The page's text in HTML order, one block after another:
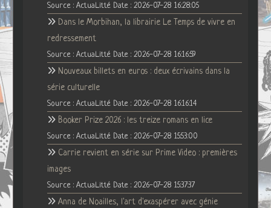
Source : ActuaLitté Date : 2026-07-28 16:28:05
Dans le Morbihan, la librairie Le Temps de vivre en
redressement
Source : ActuaLitté Date : 2026-07-28 16:16:59
Nouveaux billets en euros : deux écrivains dans la
série culturelle
Source : ActuaLitté Date : 2026-07-28 16:16:14
Booker Prize 2026 : les treize romans en lice
Source : ActuaLitté Date : 2026-07-28 15:53:00
Carrie revient en série sur Prime Video : premières
images
Source : ActuaLitté Date : 2026-07-28 15:37:37
Anna de Noailles, l'art d'exaspérer avec génie